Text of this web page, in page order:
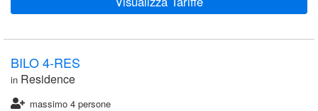
BILO 4-RES
in Residence
massimo 4 persone